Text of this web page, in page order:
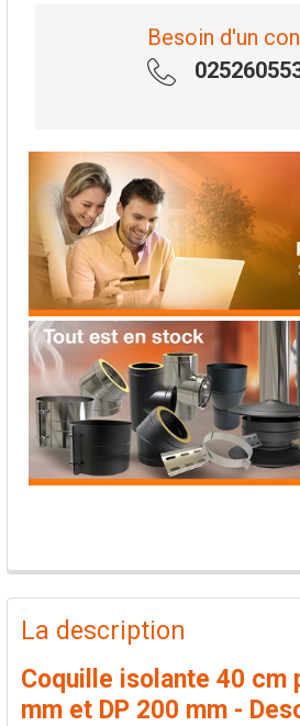
Besoin d'un
PRODUITS
FRÉQUEMMENT
ACHETÉS
La description
Coquille isolante 40 cm
mm et DP 200 mm -